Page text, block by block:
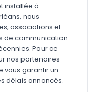
installée à
nous
associations et
de communication
Pour ce
nos partenaires
vous garantir un
délais annoncés.